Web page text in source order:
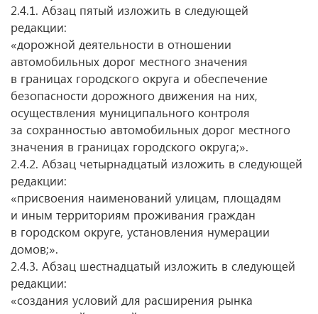
2.4.1. Абзац пятый изложить в следующей
редакции:
«дорожной деятельности в отношении
автомобильных дорог местного значения
в границах городского округа и обеспечение
безопасности дорожного движения на них,
осуществления муниципального контроля
за сохранностью автомобильных дорог местного
значения в границах городского округа;».
2.4.2. Абзац четырнадцатый изложить в следующей
редакции:
«присвоения наименований улицам, площадям
и иным территориям проживания граждан
в городском округе, установления нумерации
домов;».
2.4.3. Абзац шестнадцатый изложить в следующей
редакции:
«создания условий для расширения рынка